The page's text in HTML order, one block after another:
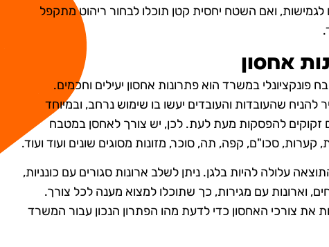
לגמישות, ואם השטח יחסית קטן תוכלו לבחור ריהוט מתקפל
אחסון
פונקציונלי במשרד הוא פתרונות אחסון יעילים וחכמים.
שהעובדות והעובדים יעשו בו שימוש נרחב, ובמיוחד
זקוקים להפסקות מעת לעת. לכן, יש צורך לאחסן במטבח
קערות, סכו"ם, קפה, תה, סוכר, מזונות מסוגים שונים ועוד ועוד.
עלולה להיות בלגן. ניתן לשלב ארונות סגורים עם כונניות,
וארונות עם מגירות, כך שתוכלו למצוא מענה לכל צורך.
את צורכי האחסון כדי לדעת מהו הפתרון הנכון עבור המשרד